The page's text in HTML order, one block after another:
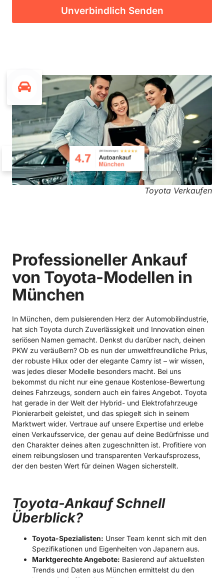
Unverbindlich Senden
Toyota Verkaufen
Professioneller Ankauf
von Toyota-Modellen in
München
In München, dem pulsierenden Herz der Automobilindustrie,
hat sich Toyota durch Zuverlässigkeit und Innovation einen
seriösen Namen gemacht. Denkst du darüber nach, deinen
PKW zu veräußern? Ob es nun der umweltfreundliche Prius,
der robuste Hilux oder der elegante Camry ist – wir wissen,
was jedes dieser Modelle besonders macht. Bei uns
bekommst du nicht nur eine genaue Kostenlose-Bewertung
deines Fahrzeugs, sondern auch ein faires Angebot. Toyota
hat gerade in der Welt der Hybrid- und Elektrofahrzeuge
Pionierarbeit geleistet, und das spiegelt sich in seinem
Marktwert wider. Vertraue auf unsere Expertise und erlebe
einen Verkaufsservice, der genau auf deine Bedürfnisse und
den Charakter deines alten zugeschnitten ist. Profitiere von
einem reibungslosen und transparenten Verkaufsprozess,
der den besten Wert für deinen Wagen sicherstellt.
Toyota-Ankauf Schnell
Überblick?
Toyota-Spezialisten: Unser Team kennt sich mit den
Spezifikationen und Eigenheiten von Japanern aus.
Marktgerechte Angebote: Basierend auf aktuellsten
Trends und Daten aus München ermittelst du den